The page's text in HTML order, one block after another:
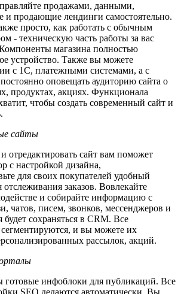
продажами, данными,
и продающие лендинги самостоятельно.
просто, как работать с обычным
- техническую часть работы за вас
магазина полностью
устройство. Также вы можете
с 1С, платежными системами, а с
оповещать аудиторию сайта о
продуктах, акциях. Функционала
чтобы создать современный сайт и
сайты
отредактировать сайт вам поможет
с настройкой дизайна,
для своих покупателей удобный
заказов. Вовлекайте
и собирайте информацию с
чатов, писем, звонков, мессенджеров и
сохраняться в CRM. Все
и вы можете их
рассылок, акций.
готовые инфоблоки для публикаций. Все
SEO делаются автоматически. Вы